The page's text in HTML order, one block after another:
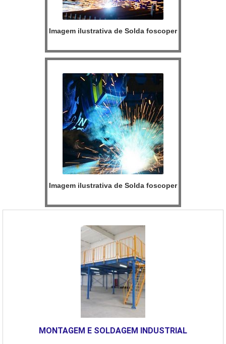
Imagem ilustrativa de Solda foscoper
Imagem ilustrativa de Solda foscoper
MONTAGEM E SOLDAGEM INDUSTRIAL